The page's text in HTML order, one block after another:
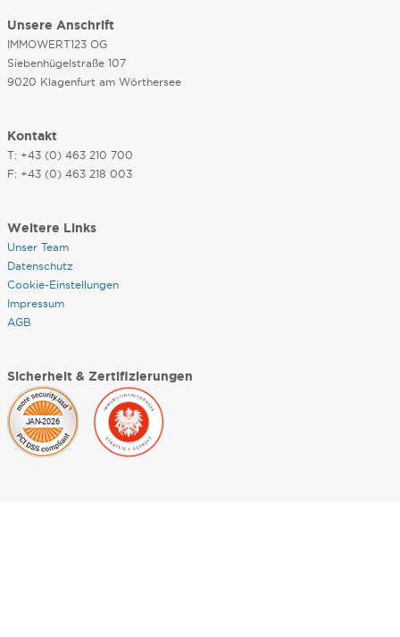
Unsere Anschrift
IMMOWERT123 OG
Siebenhügelstraße 107
9020 Klagenfurt am Wörthersee
Kontakt
T: +43 (0) 463 210 700
F: +43 (0) 463 218 003
Weitere Links
Unser Team
Datenschutz
Cookie-Einstellungen
Impressum
AGB
Sicherheit & Zertifizierungen